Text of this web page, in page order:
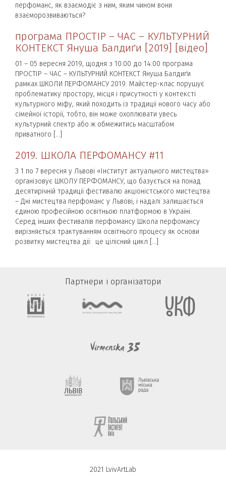
перфоманс, як взаємодіє з ним, яким чином вони
взаєморозвиваються?
програма ПРОСТІР – ЧАС – КУЛЬТУРНИЙ
КОНТЕКСТ Януша Балдиґи [2019] [відео]
01 – 05 вересня 2019, щодня з 10:00 до 14:00 програма
ПРОСТІР – ЧАС – КУЛЬТУРНИЙ КОНТЕКСТ Януша Балдиґи
рамках ШКОЛИ ПЕРФОМАНСУ 2019. Майстер-клас порушує
проблематику простору, місця і присутності у контексті
культурного міфу, який походить із традиції нового часу або
сімейної історії, тобто, він може охоплювати увесь
культурний спектр або ж обмежитись масштабом
приватного […]
2019. ШКОЛА ПЕРФОМАНСУ #11
З 1 по 7 вересня у Львові «Інститут актуального мистецтва»
організовує ШКОЛУ ПЕРФОМАНСУ, що базується на понад
десятирічній традиції фестивалю акціоністського мистецтва
– Дні мистецтва перфоманс у Львові, і надалі залишається
єдиною професійною освітньою платформою в Україні.
Серед інших фестивалів перфомансу Школа перфомансу
вирізняється трактуванням освітнього процесу як основи
розвитку мистецтва дії: це цілісний цикл […]
Партнери і організатори
2021 LvivArtLab